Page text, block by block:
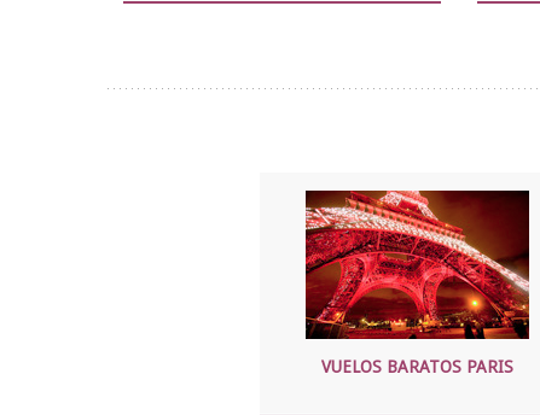
VUELOS BARATOS PARIS